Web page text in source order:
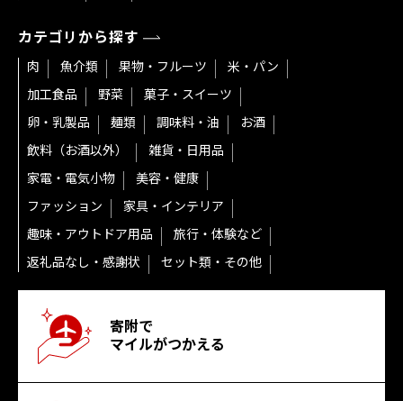
カテゴリから探す
肉 魚介類 果物・フルーツ
米・パン
加工食品
野菜
菓子・スイーツ
卵・乳製品
麺類 調味料・油
お酒
飲料（お酒以外）
雑貨・日用品
家電・電気小物
美容・健康
ファッション
家具・インテリア
趣味・アウトドア用品
旅行・体験など
返礼品なし・感謝状
セット類・その他
寄附で
マイルがつかえる